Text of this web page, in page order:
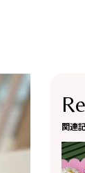
関連